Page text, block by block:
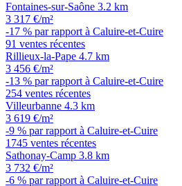
Fontaines-sur-Saône 3.2 km
3 317 €/m²
-17 % par rapport à Caluire-et-Cuire
91 ventes récentes
Rillieux-la-Pape 4.7 km
3 456 €/m²
-13 % par rapport à Caluire-et-Cuire
254 ventes récentes
Villeurbanne 4.3 km
3 619 €/m²
-9 % par rapport à Caluire-et-Cuire
1745 ventes récentes
Sathonay-Camp 3.8 km
3 732 €/m²
-6 % par rapport à Caluire-et-Cuire